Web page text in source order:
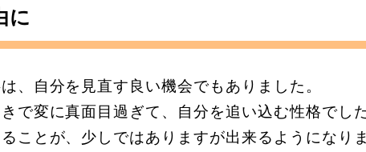
に
、自分を見直す良い機会でもありました。
で変に真面目過ぎて、自分を追い込む性格でした
ことが、少しではありますが出来るようになりま